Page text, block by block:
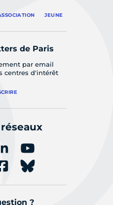
JEUNE
de Paris
par email
centres d'intérêt
?